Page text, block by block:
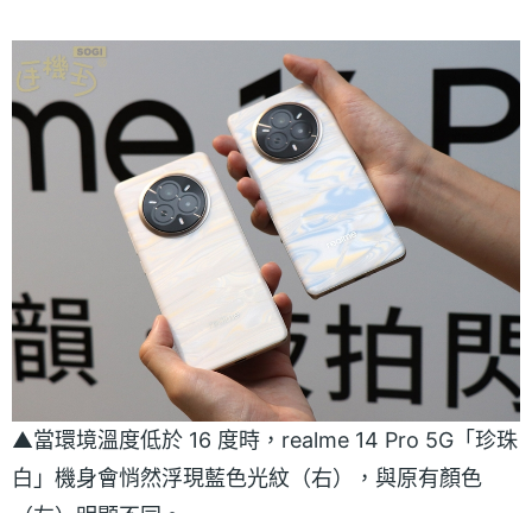
▲當環境溫度低於 16 度時，realme 14 Pro 5G「珍珠
白」機身會悄然浮現藍色光紋（右），與原有顏色